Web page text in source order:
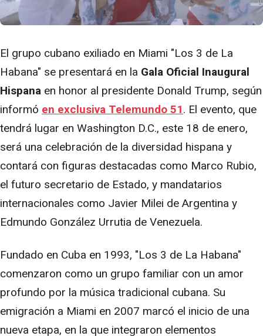
El grupo cubano exiliado en Miami "Los 3 de La
Habana" se presentará en la Gala Oficial Inaugural
Hispana en honor al presidente Donald Trump, según
informó en exclusiva Telemundo 51. El evento, que
tendrá lugar en Washington D.C., este 18 de enero,
será una celebración de la diversidad hispana y
contará con figuras destacadas como Marco Rubio,
el futuro secretario de Estado, y mandatarios
internacionales como Javier Milei de Argentina y
Edmundo González Urrutia de Venezuela.
Fundado en Cuba en 1993, "Los 3 de La Habana"
comenzaron como un grupo familiar con un amor
profundo por la música tradicional cubana. Su
emigración a Miami en 2007 marcó el inicio de una
nueva etapa, en la que integraron elementos